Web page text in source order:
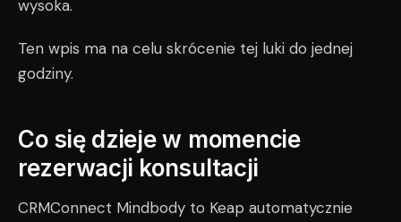
wysoka.
Ten wpis ma na celu skrócenie tej luki do jednej
godziny.
Co się dzieje w momencie
rezerwacji konsultacji
CRMConnect Mindbody to Keap automatycznie